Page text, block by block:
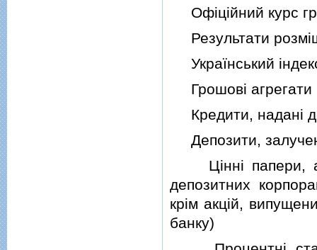
Офiцiйний курс
Результати
Український
Грошовi агрегати
Кредити, наданi
Депозити,
Цiннi папери,
депозитних
крiм акцiй,
банку)